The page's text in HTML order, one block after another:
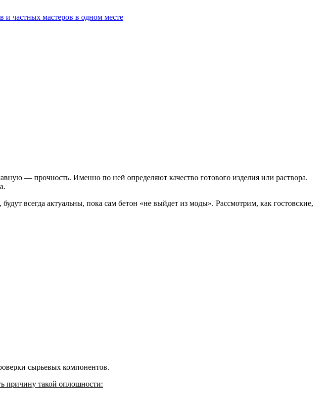
и частных мастеров в одном месте
— прочность. Именно по ней определяют качество готового изделия или раствора.
всегда актуальны, пока сам бетон «не выйдет из моды». Рассмотрим, как гостовские,
сырьевых компонентов.
причину такой оплошности: